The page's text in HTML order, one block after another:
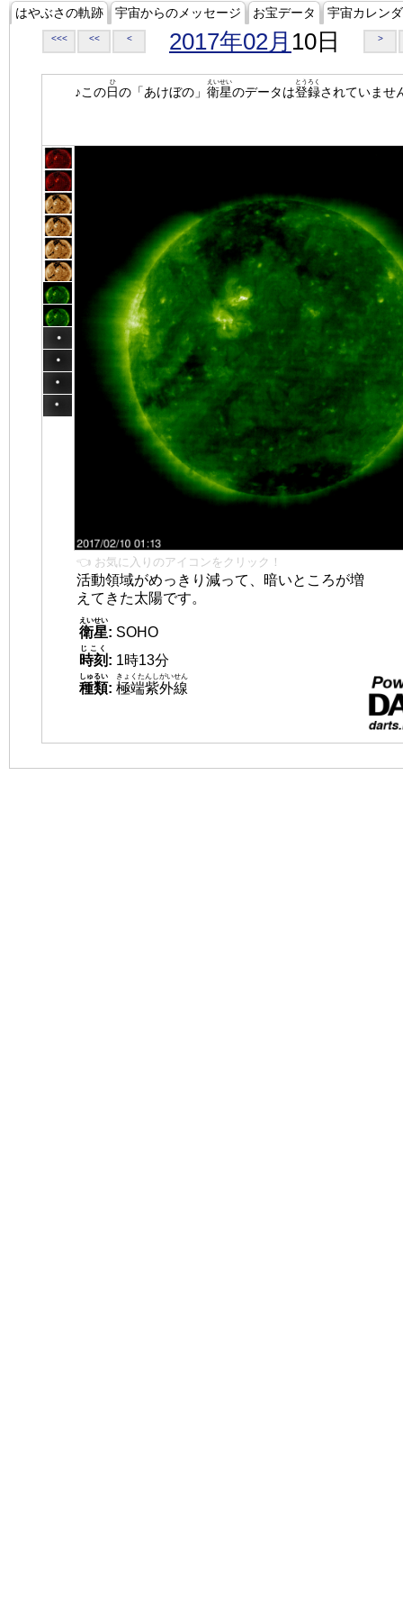
はやぶさの軌跡 宇宙からのメッセージ お宝データ 宇宙カレン
<<< << < 2017年02月 10日 >
♪この日
ひ
の「あけぼの」 衛星
えいせい
のデータは登録
とうろく
されていませ
👈 お気に入りのアイコンをクリック！
活動領域がめっきり減って、暗いところが増
えてきた太陽です。
衛星
えいせい
: SOHO
時刻
じこく
: 1時13分
種類
しゅるい
: 極端紫外線
きょくたんしがいせん